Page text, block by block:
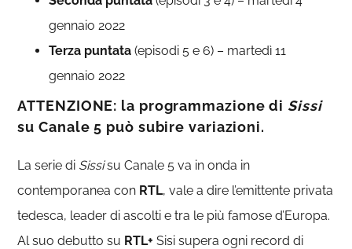
gennaio 2022
Terza puntata (episodi 5 e 6) – martedì 11
gennaio 2022
ATTENZIONE: la programmazione di Sissi
su Canale 5 può subire variazioni.
La serie di Sissisu Canale 5 va in onda in
contemporanea con RTL, vale a dire l’emittente privata
tedesca, leader di ascolti e tra le più famose d’Europa.
Al suo debutto su RTL+ Sisi supera ogni record di